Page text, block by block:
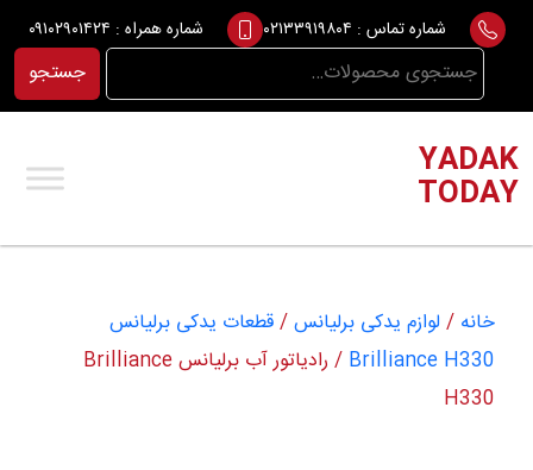
Skip
content
شماره تماس : ۰۲۱۳۳۹۱۹۸۰۴ شماره همراه : ۰۹۱۰۲۹۰۱۴۲۴
جستجو
برای:
جستجو
YADAK
TODAY
خانه / لوازم یدکی برلیانس/قطعات یدکی برلیانس
Brilliance H330
/ رادیاتور آب برلیانس Brilliance
H330